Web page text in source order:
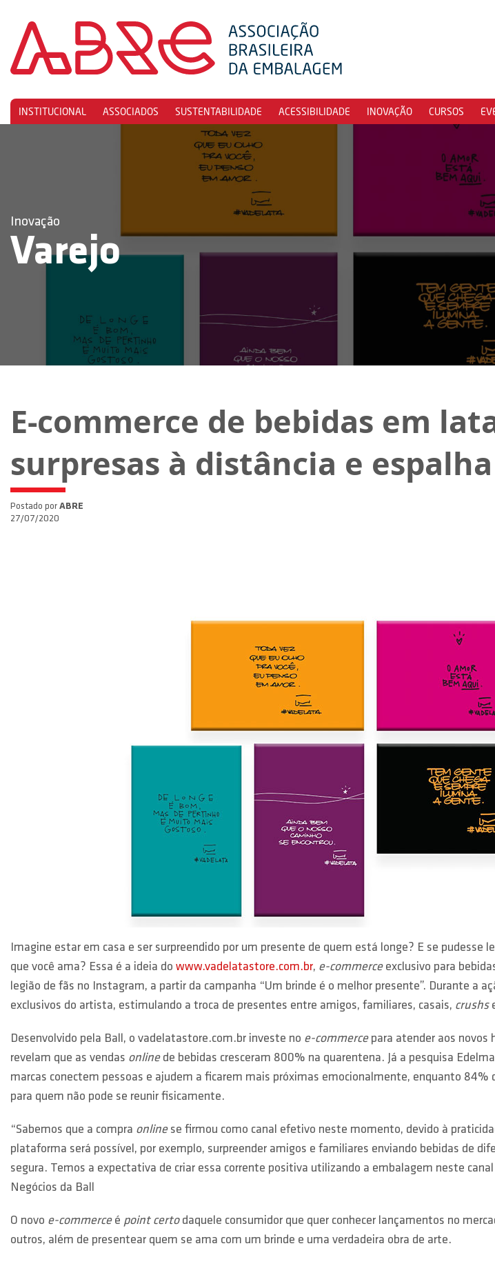
INSTITUCIONAL ASSOCIADOS SUSTENTABILIDADE ACESSIBILIDADE INOVAÇÃO CURSOS
Inovação
Varejo
E-commerce de bebidas em
surpresas à distância e
Postado por ABRE
27/07/2020
Imagine estar em casa e ser surpreendido por um presente de quem está longe? E se
que você ama? Essa é a ideia do www.vadelatastore.com.br, e-commerceexclusivo para
legião de fãs no Instagram, a partir da campanha “Um brinde é o melhor presente”. Durante a
exclusivos do artista, estimulando a troca de presentes entre amigos, familiares, casais, crushs
Desenvolvido pela Ball, o vadelatastore.com.br investe no e-commercepara atender aos novos
revelam que as vendas onlinede bebidas cresceram 800% na quarentena. Já a pesquisa
marcas conectem pessoas e ajudem a ficarem mais próximas emocionalmente, enquanto
para quem não pode se reunir fisicamente.
“Sabemos que a compra onlinese firmou como canal efetivo neste momento, devido à
plataforma será possível, por exemplo, surpreender amigos e familiares enviando bebidas de
segura. Temos a expectativa de criar essa corrente positiva utilizando a embalagem neste canal
Negócios da Ball
O novo e-commerceé point certodaquele consumidor que quer conhecer lançamentos no
outros, além de presentear quem se ama com um brinde e uma verdadeira obra de arte.